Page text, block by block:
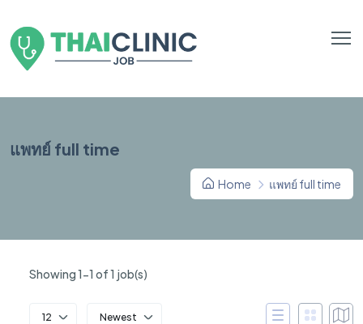
แพทย์ full time
Home แพทย์ full time
Showing 1-1 of 1 job(s)
12 Newest